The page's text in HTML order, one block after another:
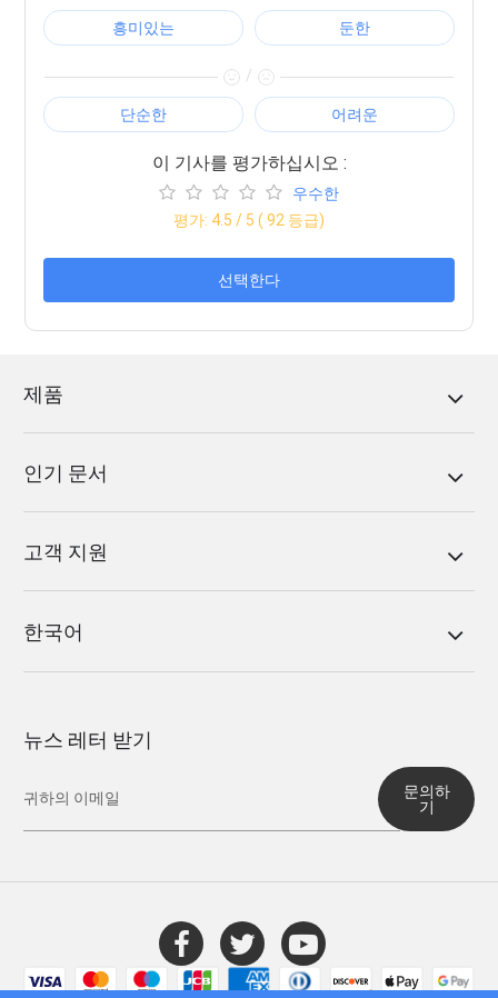
흥미있는 둔한
/
단순한 어려운
이 기사를 평가하십시오 :
우수한
평가: 4.5 / 5 ( 92 등급)
선택한다
제품
인기 문서
고객 지원
한국어
뉴스 레터 받기
문의하
기